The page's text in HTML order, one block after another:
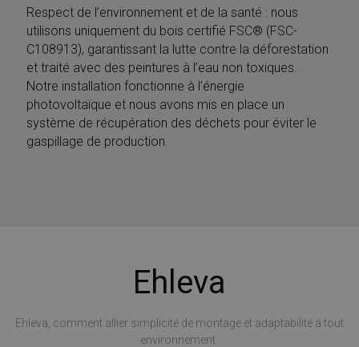
Respect de l’environnement et de la santé : nous
utilisons uniquement du bois certifié FSC® (FSC-
C108913), garantissant la lutte contre la déforestation
et traité avec des peintures à l’eau non toxiques.
Notre installation fonctionne à l’énergie
photovoltaïque et nous avons mis en place un
système de récupération des déchets pour éviter le
gaspillage de production.
Ehleva
Ehleva, comment allier simplicité de montage et adaptabilité à tout
environnement.